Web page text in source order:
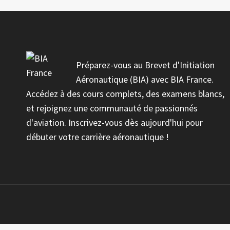
Préparez-vous au Brevet d'Initiation
Aéronautique (BIA) avec BIA France.
Accédez à des cours complets, des examens blancs,
et rejoignez une communauté de passionnés
d'aviation. Inscrivez-vous dès aujourd'hui pour
débuter votre carrière aéronautique !